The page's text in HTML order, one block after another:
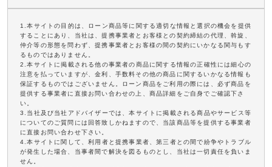
1.本サイトの目的は、ローン商品等に関する適切な情報と選択の機会を提供
することにあり、当社は、提携事業者とお客様との契約締結の代理、斡旋、
仲介等の形態を問わず、提携事業者とお客様の間の契約にいかなる関与もす
るものではありません。
2.本サイトに掲載される他の事業者の商品に関する情報の正確性には細心の
注意を払っていますが、金利、手数料その他の商品に関するいかなる情報も
保証するものではございません。ローン商品をご利用の際には、必ず商品を
提供する事業者に直接お問い合わせの上、商品詳細をご自身でご確認下さ
い。
3.当社及び当社アドバイザーでは、本サイトに掲載される商品やサービス等
についてのご質問には回答致しかねますので、当該商品等を提供する事業者
に直接お問い合わせ下さい。
4.本サイトに関して、利用者と提携事業者、第三者との間で紛争やトラブル
が発生した場合、当事者間で解決を図るものとし、当社は一切責任を負いま
せん。